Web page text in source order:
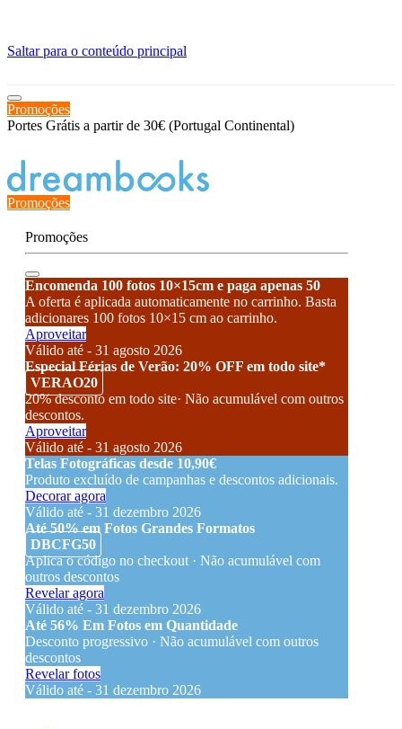
Saltar para o conteúdo principal
Promoções
Portes Grátis a partir de 30€ (Portugal Continental)
Promoções
Promoções
Encomenda 100 fotos 10×15cm e paga apenas 50
A oferta é aplicada automaticamente no carrinho. Basta
adicionares 100 fotos 10×15 cm ao carrinho.
Aproveitar
Válido até - 31 agosto 2026
Especial Férias de Verão: 20% OFF em todo site*
VERAO20
20% desconto em todo site· Não acumulável com outros
descontos.
Aproveitar
Válido até - 31 agosto 2026
Telas Fotográficas desde 10,90€
Produto excluído de campanhas e descontos adicionais.
Decorar agora
Válido até - 31 dezembro 2026
Até 50% em Fotos Grandes Formatos
DBCFG50
Aplica o código no checkout · Não acumulável com
outros descontos
Revelar agora
Válido até - 31 dezembro 2026
Até 56% Em Fotos em Quantidade
Desconto progressivo · Não acumulável com outros
descontos
Revelar fotos
Válido até - 31 dezembro 2026
≡